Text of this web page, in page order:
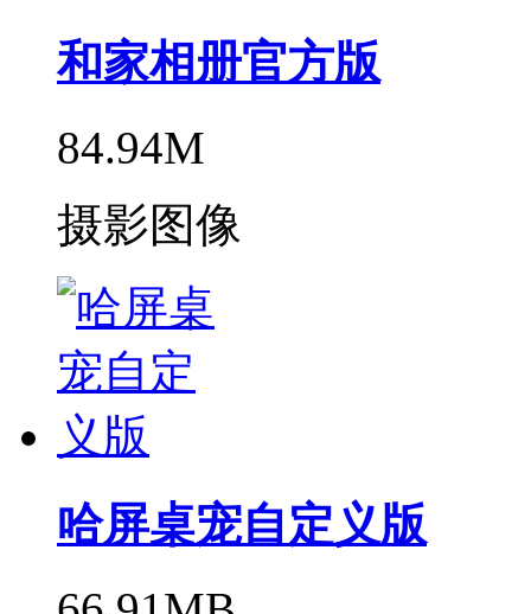
和家相册官方版
84.94M
摄影图像
哈屏桌宠自定义版